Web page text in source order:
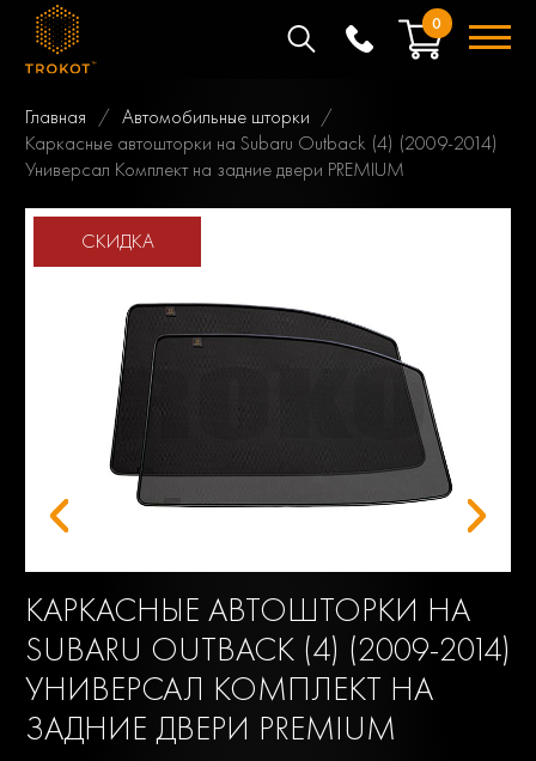
0
Главная
Автомобильные шторки
Каркасные автошторки на Subaru Outback (4) (2009-2014)
Универсал Комплект на задние двери PREMIUM
КАРКАСНЫЕ АВТОШТОРКИ НА
SUBARU OUTBACK (4) (2009-2014)
УНИВЕРСАЛ КОМПЛЕКТ НА
ЗАДНИЕ ДВЕРИ PREMIUM
СКИДКА